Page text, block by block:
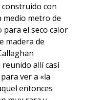
con
medio metro de
el seco calor
madera de
allí casi
ver a «la
entonces